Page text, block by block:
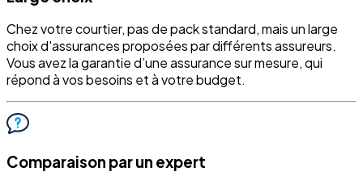
Chez votre courtier, pas de pack standard, mais un large
choix d'assurances proposées par différents assureurs.
Vous avez la garantie d’une assurance sur mesure, qui
répond à vos besoins et à votre budget.
Comparaison par un expert